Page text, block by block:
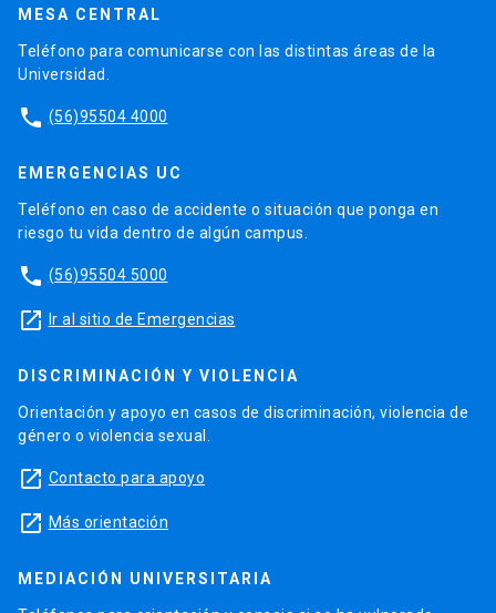
MESA CENTRAL
Teléfono para comunicarse con las distintas áreas de la
Universidad.
phone (56)95504 4000
EMERGENCIAS UC
Teléfono en caso de accidente o situación que ponga en
riesgo tu vida dentro de algún campus.
phone (56)95504 5000
launch Ir al sitio de Emergencias
DISCRIMINACIÓN Y VIOLENCIA
Orientación y apoyo en casos de discriminación, violencia de
género o violencia sexual.
launch Contacto para apoyo
launch Más orientación
MEDIACIÓN UNIVERSITARIA